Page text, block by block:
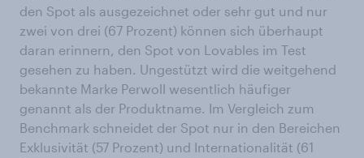
den Spot als ausgezeichnet oder sehr gut und nur
zwei von drei (67 Prozent) können sich überhaupt
daran erinnern, den Spot von Lovables im Test
gesehen zu haben. Ungestützt wird die weitgehend
bekannte Marke Perwoll wesentlich häufiger
genannt als der Produktname. Im Vergleich zum
Benchmark schneidet der Spot nur in den Bereichen
Exklusivität (57 Prozent) und Internationalität (61